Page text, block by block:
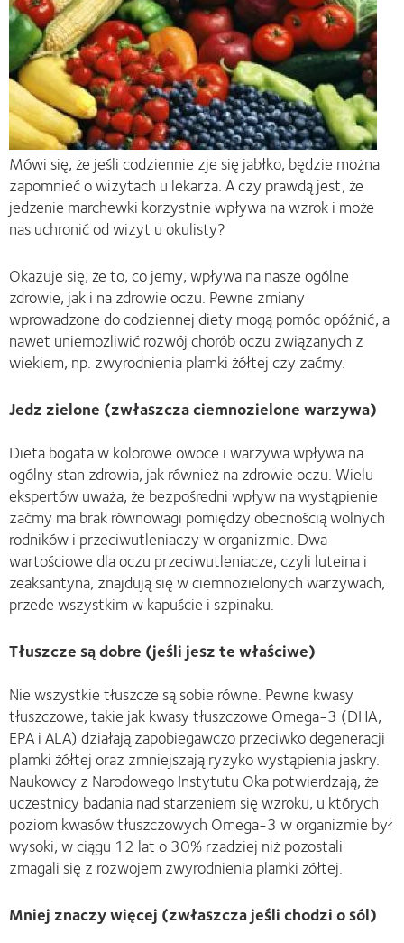
Mówi się, że jeśli codziennie zje się jabłko, będzie można
zapomnieć o wizytach u lekarza.A czy prawdą jest, że
jedzenie marchewki korzystnie wpływa na wzrok i może
nas uchronić od wizyt u okulisty?
Okazuje się, że to, co jemy, wpływa na nasze ogólne
zdrowie, jak i na zdrowie oczu. Pewne zmiany
wprowadzone do codziennej diety mogą pomóc opóźnić, a
nawet uniemożliwić rozwój chorób oczu związanych z
wiekiem, np. zwyrodnienia plamki żółtej czy zaćmy.
Jedz zielone (zwłaszcza ciemnozielone warzywa)
Dieta bogata w kolorowe owoce i warzywa wpływa na
ogólny stan zdrowia, jak również na zdrowie oczu. Wielu
ekspertów uważa, że bezpośredni wpływ na wystąpienie
zaćmy ma brak równowagi pomiędzy obecnością wolnych
rodników i przeciwutleniaczy w organizmie. Dwa
wartościowe dla oczu przeciwutleniacze, czyli luteina i
zeaksantyna, znajdują się w ciemnozielonych warzywach,
przede wszystkim w kapuście i szpinaku.
Tłuszcze są dobre (jeśli jesz te właściwe)
Nie wszystkie tłuszcze są sobie równe. Pewne kwasy
tłuszczowe, takie jak kwasy tłuszczowe Omega-3 (DHA,
EPA i ALA) działają zapobiegawczo przeciwko degeneracji
plamki żółtej oraz zmniejszają ryzyko wystąpienia jaskry.
Naukowcy z Narodowego Instytutu Oka potwierdzają, że
uczestnicy badania nad starzeniem się wzroku, u których
poziom kwasów tłuszczowych Omega-3 w organizmie był
wysoki, w ciągu 12 lat o 30% rzadziej niż pozostali
zmagali się z rozwojem zwyrodnienia plamki żółtej.
Mniej znaczy więcej (zwłaszcza jeśli chodzi o sól)